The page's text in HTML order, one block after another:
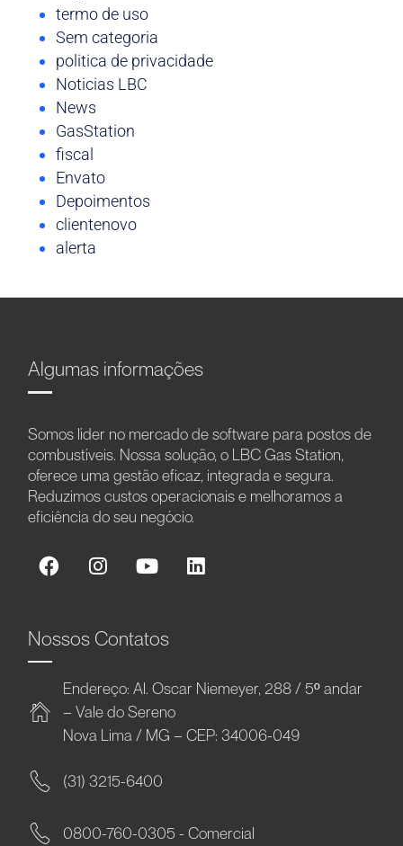
termo de uso
Sem categoria
politica de privacidade
Noticias LBC
News
GasStation
fiscal
Envato
Depoimentos
clientenovo
alerta
Algumas informações
Somos líder no mercado de software para postos de
combustíveis. Nossa solução, o LBC Gas Station,
oferece uma gestão eficaz, integrada e segura.
Reduzimos custos operacionais e melhoramos a
eficiência do seu negócio.
Nossos Contatos
Endereço: Al. Oscar Niemeyer, 288 / 5º andar
– Vale do Sereno
Nova Lima / MG – CEP: 34006-049
(31) 3215-6400
0800-760-0305 - Comercial